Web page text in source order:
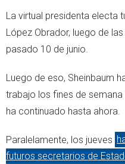
La virtual presidenta electa
López Obrador, luego de
pasado 10 de junio.
Luego de eso, Sheinbaum
trabajo los fines de
ha continuado hasta ahora.
Paralelamente, los jueves
futuros secretarios de